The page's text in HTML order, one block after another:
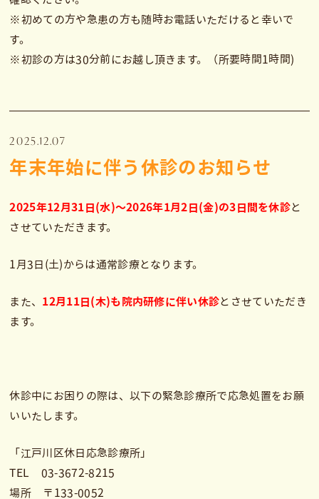
※初めての方や急患の方も随時お電話いただけると幸いで
す。
※初診の方は30分前にお越し頂きます。（所要時間1時間)
2025.12.07
年末年始に伴う休診のお知らせ
2025年12月31日(水)～2026年1月2日(金)の3日間を休診と
させていただきます。
1月3日(土)からは通常診療となります。
また、 12月11日(木)も院内研修に伴い休診とさせていただき
ます。
休診中にお困りの際は、以下の緊急診療所で応急処置をお願
いいたします。
「江戸川区休日応急診療所」
TEL 03-3672-8215
場所 〒133-0052